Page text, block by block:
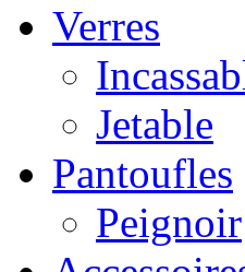
Verres
Jetable
Pantoufles
Peignoir